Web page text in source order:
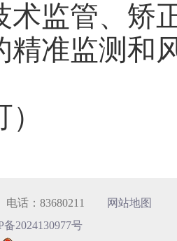
术监管、矫
精准监测和
话：83680211
网站地图
备2024130977号